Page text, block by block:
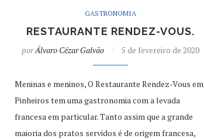
GASTRONOMIA
RESTAURANTE RENDEZ-VOUS.
porÁlvaro Cézar Galvão 5 de fevereiro de 2020
Meninas e meninos, O Restaurante Rendez-Vous em
Pinheiros tem uma gastronomia com a levada
francesa em particular. Tanto assim que a grande
maioria dos pratos servidos é de origem francesa,